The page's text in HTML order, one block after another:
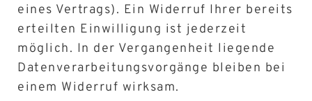
eines Vertrags). Ein Widerruf Ihrer bereits
erteilten Einwilligung ist jederzeit
möglich. In der Vergangenheit liegende
Datenverarbeitungsvorgänge bleiben bei
einem Widerruf wirksam.